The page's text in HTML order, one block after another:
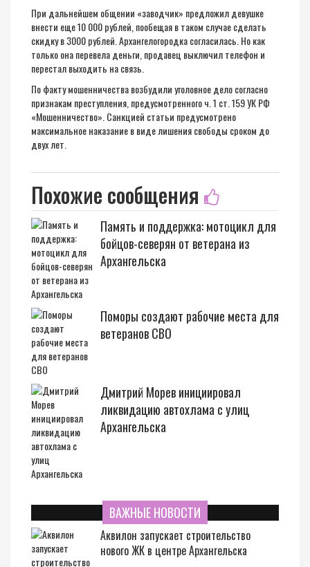
При дальнейшем общении «заводчик» предложил девушке
внести еще 10 000 рублей, пообещая в таком случае сделать
скидку в 3000 рублей. Архангелогородка согласилась. Но как
только она перевела деньги, продавец выключил телефон и
перестал выходить на связь.
По факту мошенничества возбудили уголовное дело согласно
признакам преступления, предусмотренного ч. 1 ст. 159 УК РФ
«Мошенничество». Санкцией статьи предусмотрено
максимальное наказание в виде лишения свободы сроком до
двух лет.
Похожие сообщения
Память и поддержка: мотоцикл для
бойцов-северян от ветерана из
Архангельска
Поморы создают рабочие места для
ветеранов СВО
Дмитрий Морев инициировал
ликвидацию автохлама с улиц
Архангельска
ВАЖНЫЕ НОВОСТИ
Аквилон запускает строительство
нового ЖК в центре Архангельска